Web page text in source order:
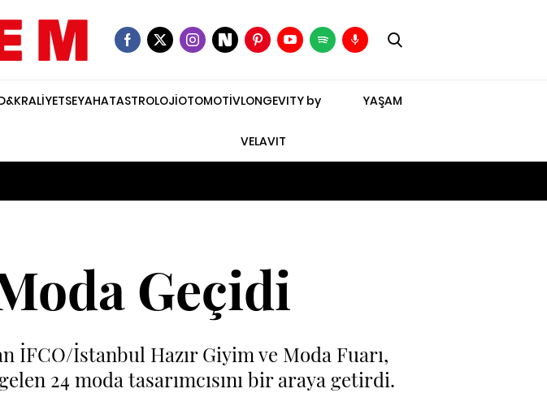
SEYAHATASTROLOJİOTOMOTİVLONGEVITY by
VELAVIT
YAŞAM
Geçidi
İFCO/İstanbul Hazır Giyim ve Moda Fuarı,
24 moda tasarımcısını bir araya getirdi.